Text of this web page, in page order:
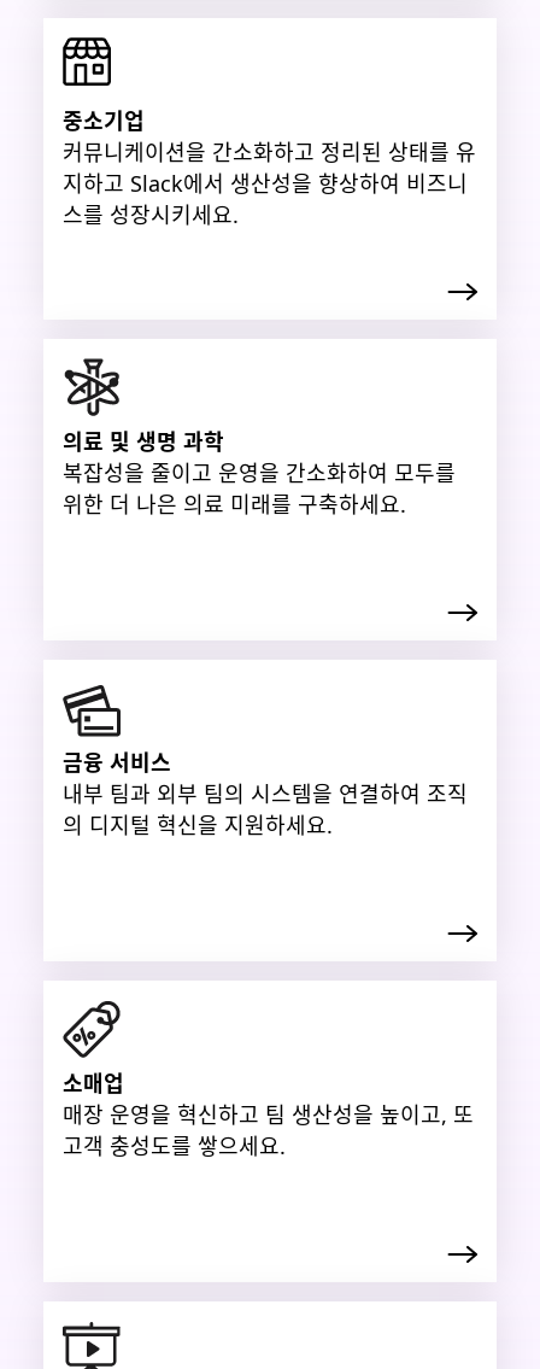
중소기업
커뮤니케이션을 간소화하고 정리된 상태를 유
지하고 Slack에서 생산성을 향상하여 비즈니
스를 성장시키세요.
의료 및 생명 과학
복잡성을 줄이고 운영을 간소화하여 모두를
위한 더 나은 의료 미래를 구축하세요.
금융 서비스
내부 팀과 외부 팀의 시스템을 연결하여 조직
의 디지털 혁신을 지원하세요.
소매업
매장 운영을 혁신하고 팀 생산성을 높이고, 또
고객 충성도를 쌓으세요.